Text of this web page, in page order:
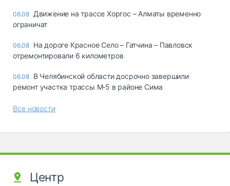
06.08 Движение на трассе Хоргос – Алматы временно
ограничат
06.08 На дороге Красное Село – Гатчина – Павловск
отремонтировали 6 километров
06.08 В Челябинской области досрочно завершили
ремонт участка трассы М‑5 в районе Сима
Все новости
Центр